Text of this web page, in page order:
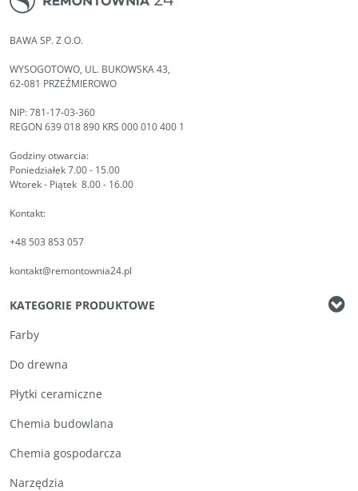
BAWA SP. Z O.O.
WYSOGOTOWO, UL. BUKOWSKA 43,
62-081 PRZEŹMIEROWO
NIP: 781-17-03-360
REGON 639 018 890 KRS 000 010 400 1
Godziny otwarcia:
Poniedziałek 7.00 - 15.00
Wtorek - Piątek 8.00 - 16.00
Kontakt:
+48 503 853 057
kontakt@remontownia24.pl
KATEGORIE PRODUKTOWE
Farby
Do drewna
Płytki ceramiczne
Chemia budowlana
Chemia gospodarcza
Narzędzia